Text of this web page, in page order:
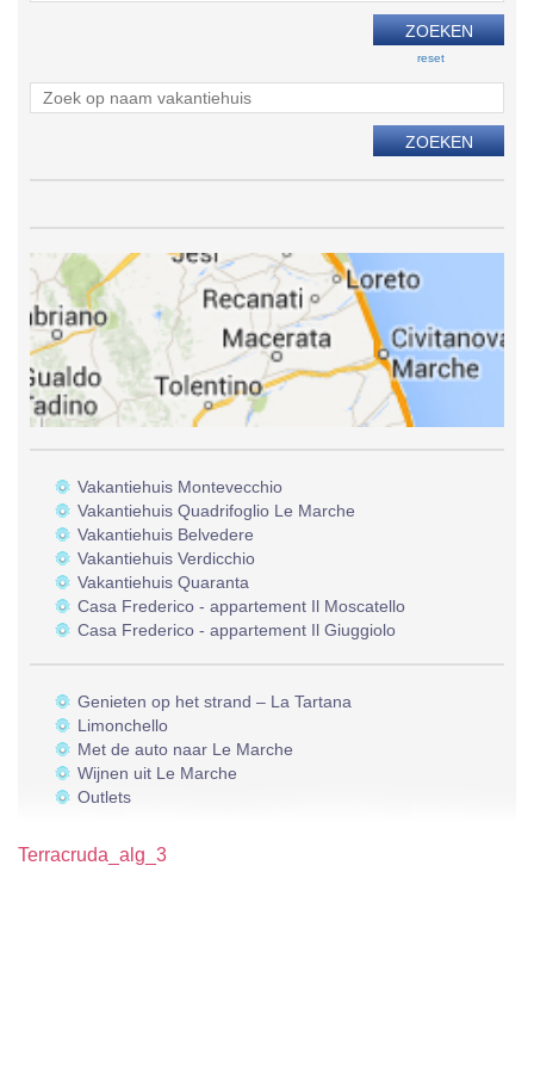
reset
Vakantiehuis Montevecchio
Vakantiehuis Quadrifoglio Le Marche
Vakantiehuis Belvedere
Vakantiehuis Verdicchio
Vakantiehuis Quaranta
Casa Frederico - appartement Il Moscatello
Casa Frederico - appartement Il Giuggiolo
Genieten op het strand – La Tartana
Limonchello
Met de auto naar Le Marche
Wijnen uit Le Marche
Outlets
Terracruda_alg_3